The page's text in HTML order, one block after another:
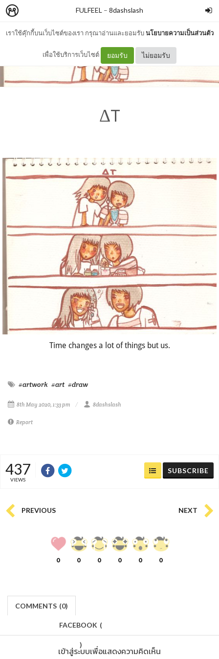
เราใช้คุ๊กกี้บนเว็บไซต์ของเรา กรุณาอ่านและยอมรับนโยบายความเป็นส่วนตัว
เพื่อใช้บริการเว็บไซต์ ยอมรับ ไม่ยอมรับ
FULFEEL – 8dashslash
ΔT
Time changes a lot of things but us.
#artwork #art #draw
8th May 2020, 1:33 pm 8dashslash
Report
437
VIEWS
SUBSCRIBE
PREVIOUS NEXT
0 0 0 0 0 0
COMMENTS (0)
FACEBOOK (
)
เข้าสู่ระบบเพื่อแสดงความคิดเห็น